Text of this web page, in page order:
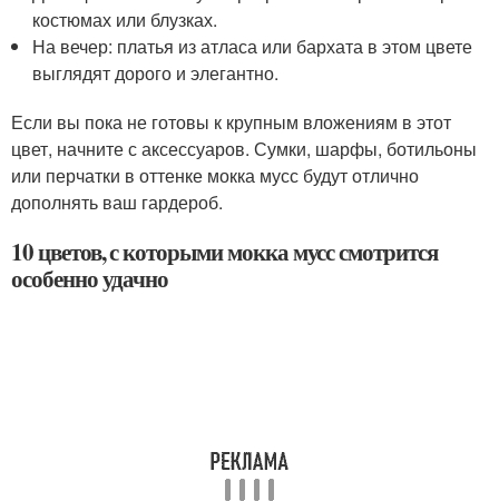
костюмах или блузках.
На вечер: платья из атласа или бархата в этом цвете
выглядят дорого и элегантно.
Если вы пока не готовы к крупным вложениям в этот
цвет, начните с аксессуаров. Сумки, шарфы, ботильоны
или перчатки в оттенке мокка мусс будут отлично
дополнять ваш гардероб.
10 цветов, с которыми мокка мусс смотрится
особенно удачно